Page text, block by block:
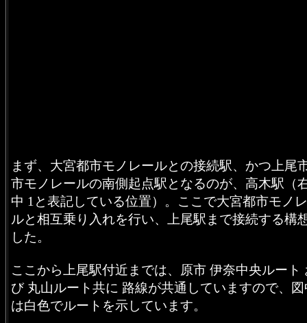
まず、大宮都市モノレールとの接続駅、かつ上尾
市モノレールの南側起点駅となるのが、高木駅（
中 1と表記している位置）。ここで大宮都市モノ
ルと相互乗り入れを行い、上尾駅まで接続する構
した。
ここから上尾駅付近までは、原市 伊奈中央ルート
び 丸山ルート共に 路線が共通していますので、
は白色でルートを示しています。